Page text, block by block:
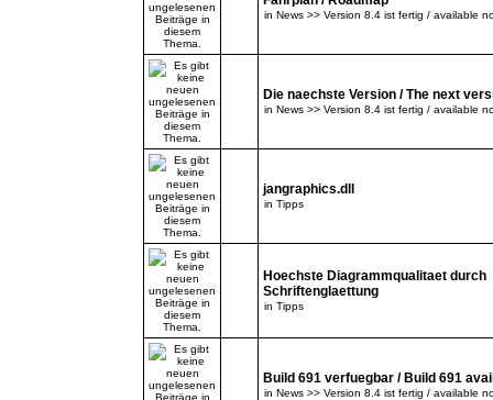
in News >> Version 8.4 ist fertig / available
Die naechste Version / The next
in News >> Version 8.4 ist fertig / available
jangraphics.dll
in Tipps
Hoechste Diagrammqualitaet durch
Schriftenglaettung
in Tipps
Build 691 verfuegbar / Build 691
in News >> Version 8.4 ist fertig / available